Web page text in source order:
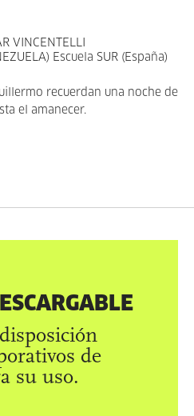
VINCENTELLI
Escuela SUR (España)
recuerdan una noche de
el amanecer.
de
su uso.